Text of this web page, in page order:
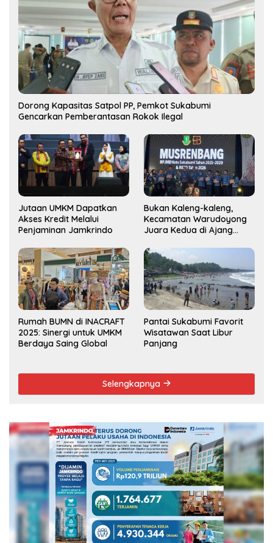
Dorong Kapasitas Satpol PP, Pemkot Sukabumi
Gencarkan Pemberantasan Rokok Ilegal
Jutaan UMKM Dapatkan
Akses Kredit Melalui
Penjaminan Jamkrindo
Bukan Kaleng-kaleng,
Kecamatan Warudoyong
Juara Kedua di Ajang
2025
Rumah BUMN di INACRAFT
2025: Sinergi untuk UMKM
Berdaya Saing Global
Pantai Sukabumi Favorit
Wisatawan Saat Libur
Panjang
Selengkapnya